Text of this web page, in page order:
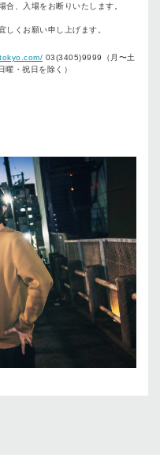
合、入場をお断りいたします。
しくお願い申し上げます。
03(3405)9999（月〜土
・祝日を除く）